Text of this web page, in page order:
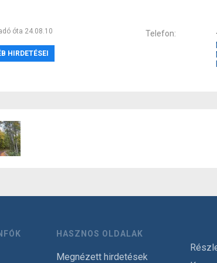
óta 24.08.10
HIRDETÉSEI
Telefon
HASZNOS OLDALAK
Megnézett hirdetések